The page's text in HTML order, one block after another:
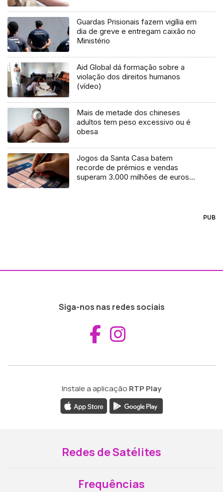
Guardas Prisionais fazem vigília em
dia de greve e entregam caixão no
Ministério
Aid Global dá formação sobre a
violação dos direitos humanos
(vídeo)
Mais de metade dos chineses
adultos tem peso excessivo ou é
obesa
Jogos da Santa Casa batem
recorde de prémios e vendas
superam 3.000 milhões de euros
PUB
Siga-nos nas redes sociais
Aceder ao
Instale a aplicação RTP Play
Redes de Satélites
Frequências